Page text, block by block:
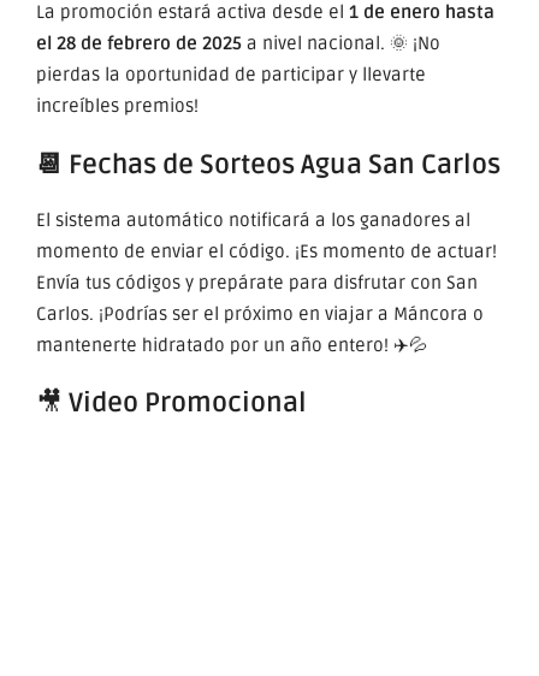
La promoción estará activa desde el 1 de enero hasta
el 28 de febrero de 2025 a nivel nacional. 🌞 ¡No
pierdas la oportunidad de participar y llevarte
increíbles premios!
📆 Fechas de Sorteos Agua San Carlos
El sistema automático notificará a los ganadores al
momento de enviar el código. ¡Es momento de actuar!
Envía tus códigos y prepárate para disfrutar con San
Carlos. ¡Podrías ser el próximo en viajar a Máncora o
mantenerte hidratado por un año entero! ✈️💦
🎥 Video Promocional